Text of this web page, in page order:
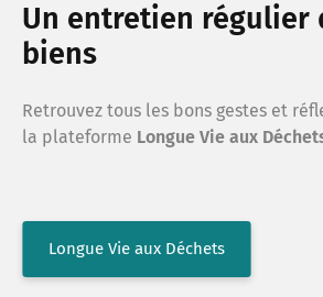
Un entretien régulier
biens
Retrouvez tous les bons gestes et
la plateforme Longue Vie aux
Longue Vie aux Déchets